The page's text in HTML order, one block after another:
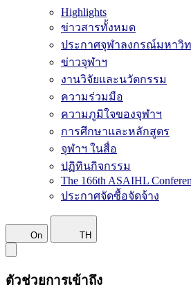
Highlights
ข่าวสารทั้งหมด
ประกาศจุฬาลงกรณ์มหาวิ
ข่าวจุฬาฯ
งานวิจัยและนวัตกรรม
ความร่วมมือ
ความภูมิใจของจุฬาฯ
การศึกษาและหลักสูตร
จุฬาฯ ในสื่อ
ปฏิทินกิจกรรม
The 166th ASAIHL
ประกาศจัดซื้อจัดจ้าง
On TH
ตัวช่วยการเข้าถึง